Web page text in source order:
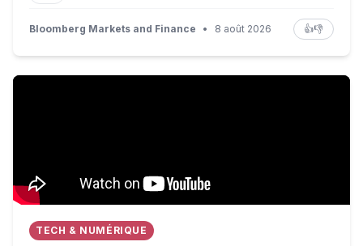
Bloomberg Markets and Finance • 8 août 2026 👍👎
The Rundown: SpaceX’s take-off on the public markets,
TECH & NUMÉRIQUE